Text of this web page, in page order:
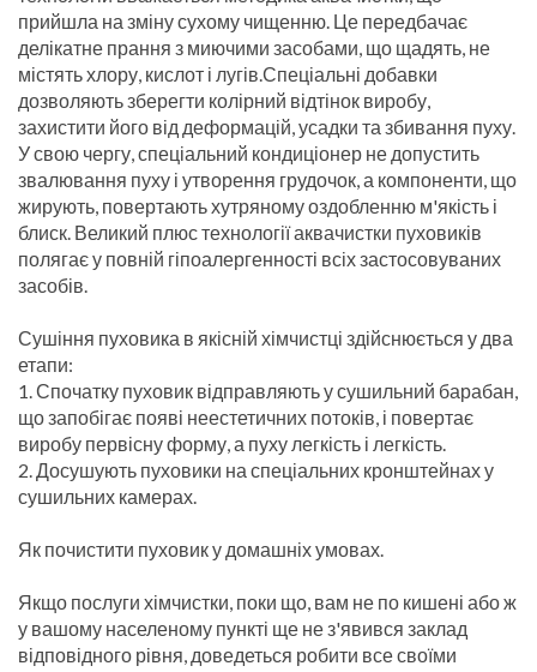
прийшла на зміну сухому чищенню. Це передбачає
делікатне прання з миючими засобами, що щадять, не
містять хлору, кислот і лугів.Спеціальні добавки
дозволяють зберегти колірний відтінок виробу,
захистити його від деформацій, усадки та збивання пуху.
У свою чергу, спеціальний кондиціонер не допустить
звалювання пуху і утворення грудочок, а компоненти, що
жирують, повертають хутряному оздобленню м'якість і
блиск. Великий плюс технології аквачистки пуховиків
полягає у повній гіпоалергенності всіх застосовуваних
засобів.
Сушіння пуховика в якісній хімчистці здійснюється у два
етапи:
1. Спочатку пуховик відправляють у сушильний барабан,
що запобігає появі неестетичних потоків, і повертає
виробу первісну форму, а пуху легкість і легкість.
2. Досушують пуховики на спеціальних кронштейнах у
сушильних камерах.
Як почистити пуховик у домашніх умовах.
Якщо послуги хімчистки, поки що, вам не по кишені або ж
у вашому населеному пункті ще не з'явився заклад
відповідного рівня, доведеться робити все своїми